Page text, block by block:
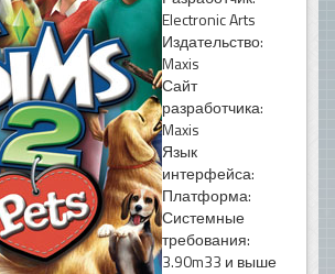
Electronic Arts
Издательство:
Maxis
Сайт
разработчика:
Maxis
Язык
интерфейса:
Платформа:
Системные
требования:
3.90m33 и выше